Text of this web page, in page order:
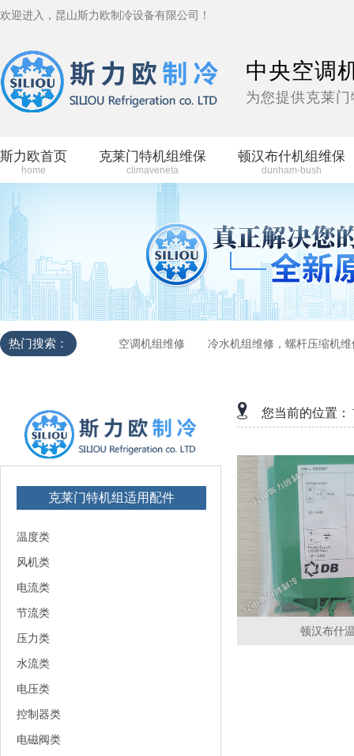
欢迎进入，昆山斯力欧制冷设备有限公司！
中央空调
为您提供克莱
斯力欧首页
home
克莱门特机组维保
climaveneta
顿汉布什机组维保
dunham-bush
热门搜索： 空调机组维修 冷水机组维修，螺杆压缩机
克莱门特机组适用配件
温度类
风机类
电流类
节流类
压力类
水流类
电压类
控制器类
电磁阀类
您当前的位置：
顿汉布什